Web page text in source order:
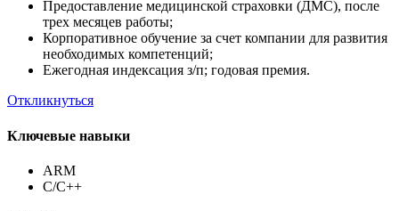
Предоставление медицинской страховки (ДМС), после
трех месяцев работы;
Корпоративное обучение за счет компании для развития
необходимых компетенций;
Ежегодная индексация з/п; годовая премия.
Откликнуться
Ключевые навыки
ARM
C/C++